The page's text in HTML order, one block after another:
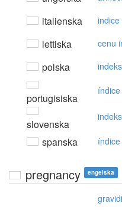
italienska
lettiska cenu
polska
portugisiska
slovenska
spanska
pregnancy engelska